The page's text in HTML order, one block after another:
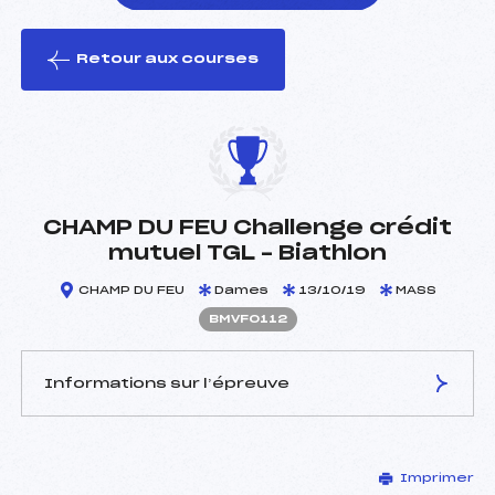
le ski
Retour aux courses
CHAMP DU FEU Challenge crédit
mutuel TGL – Biathlon
CHAMP DU FEU Dames 13/10/19 MASS
BMVF0112
Informations sur l’épreuve
HABRAN THIERRY (MV)
Imprimer